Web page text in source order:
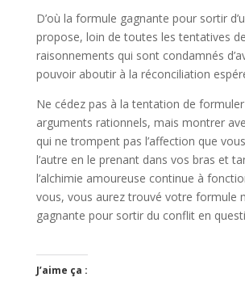
D’où la formule gagnante pour sortir
propose, loin de toutes les tentatives de
raisonnements qui sont condamnés
pouvoir aboutir à la réconciliation
Ne cédez pas à la tentation de
arguments rationnels, mais montrer
qui ne trompent pas l’affection que
l’autre en le prenant dans vos bras et
l’alchimie amoureuse continue à
vous, vous aurez trouvé votre formule
gagnante pour sortir du conflit en
J’aime ça :